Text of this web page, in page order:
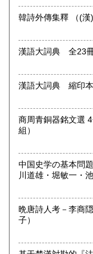
高知県
佐賀県
宮崎県
沖縄県
沿線名：福岡市営
最寄駅：呉服町駅
定休日：日曜・祝
途お知らせします。
書籍の買取について
取り扱い分野
-
商周青銅器銘文選 4冊 （上海博物館商周青銅器銘文
組）
中国史学の基本問題
川道雄・堀敏一・
晩唐詩人考－李商隠・
子）